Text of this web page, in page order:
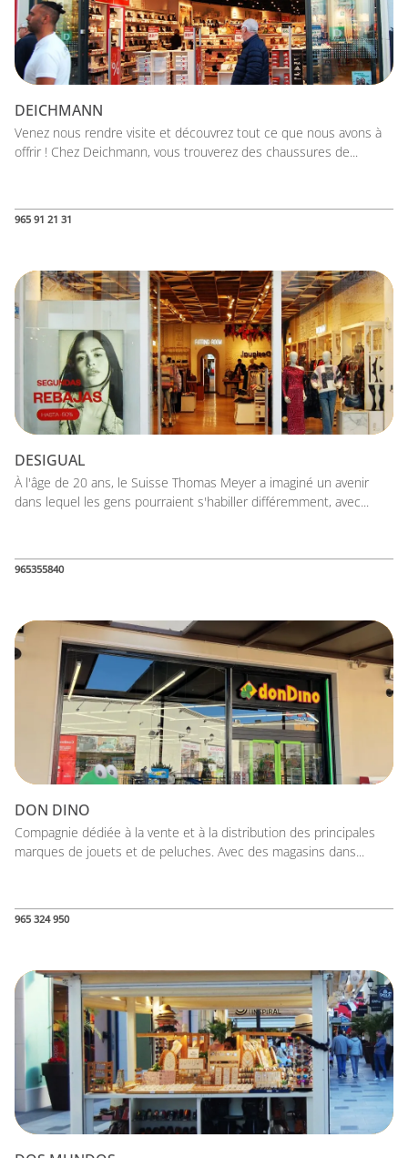
DEICHMANN
Venez nous rendre visite et découvrez tout ce que nous avons à
offrir ! Chez Deichmann, vous trouverez des chaussures de...
965 91 21 31
DESIGUAL
À l'âge de 20 ans, le Suisse Thomas Meyer a imaginé un avenir
dans lequel les gens pourraient s'habiller différemment, avec...
965355840
DON DINO
Compagnie dédiée à la vente et à la distribution des principales
marques de jouets et de peluches. Avec des magasins dans...
965 324 950